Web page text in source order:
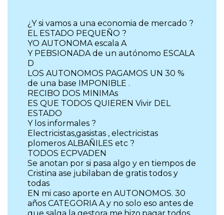
¿Y si vamos a una economia de mercado ?
EL ESTADO PEQUEÑO ?
YO AUTONOMA escala A
Y PEBSIONADA de un autónomo ESCALA
D
LOS AUTONOMOS PAGAMOS UN 30 %
de una base IMPONIBLE .
RECIBO DOS MINIMAs
ES QUE TODOS QUIEREN Vivir DEL
ESTADO
Y los informales ?
Electricistas,gasistas , electricistas
plomeros ALBAÑILES etc ?
TODOS ECPVADEN
Se anotan por si pasa algo y en tiempos de
Cristina ase jubilaban de gratis todos y
todas
EN mi caso aporte en AUTONOMOS. 30
años CATEGORIA A y no solo eso antes de